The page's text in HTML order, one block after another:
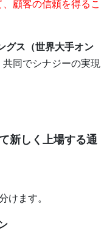
顧客の信頼を得るこ
グス（世界大手オン
同でシナジーの実現
新しく上場する通
けます。